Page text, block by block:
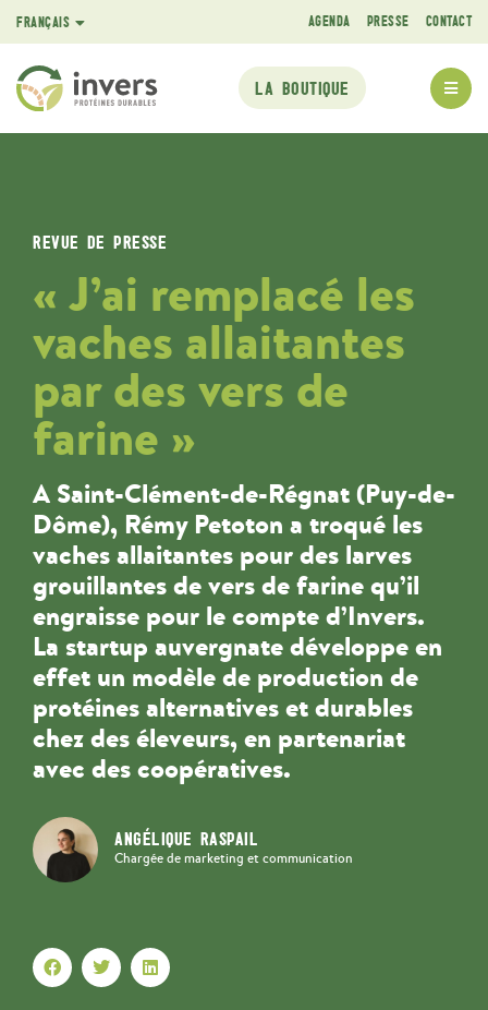
FRANÇAIS
ENGLISH AGENDA PRESSE CONTACT
LA BOUTIQUE
REVUE DE PRESSE
« J’ai remplacé les
vaches allaitantes
par des vers de
farine »
A Saint-Clément-de-Régnat (Puy-de-
Dôme), Rémy Petoton a troqué les
vaches allaitantes pour des larves
grouillantes de vers de farine qu’il
engraisse pour le compte d’Invers.
La startup auvergnate développe en
effet un modèle de production de
protéines alternatives et durables
chez des éleveurs, en partenariat
avec des coopératives.
ANGÉLIQUE RASPAIL
Chargée de marketing et communication